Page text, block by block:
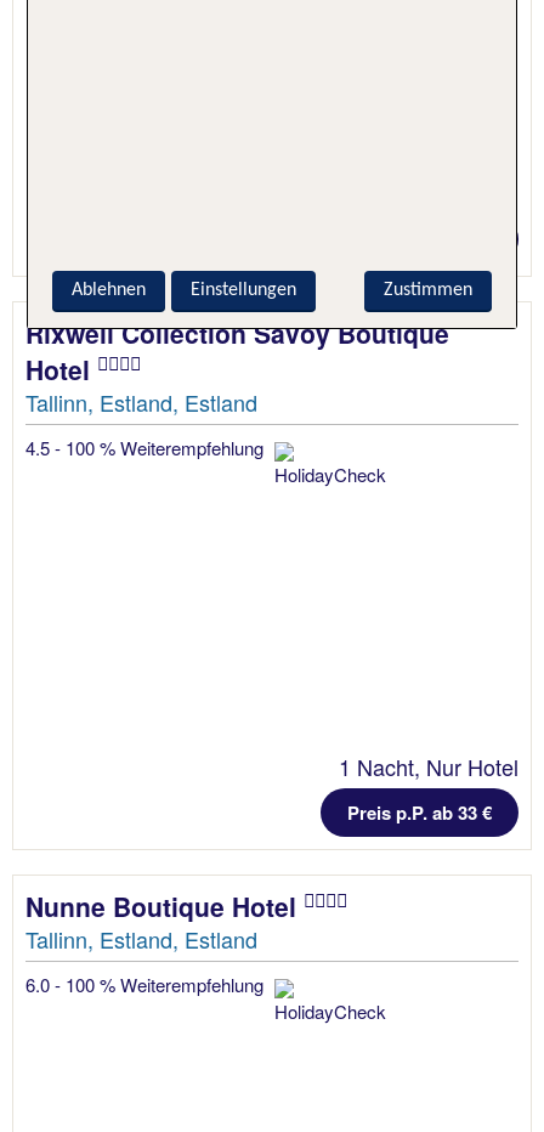
Rixwell Collection Savoy Boutique
Hotel
Tallinn, Estland, Estland
4.5 - 100 % Weiterempfehlung
1 Nacht, Nur Hotel
Preis p.P. ab 33 €
Nunne Boutique Hotel
Tallinn, Estland, Estland
6.0 - 100 % Weiterempfehlung
Zustimmen
Ablehnen Einstellungen